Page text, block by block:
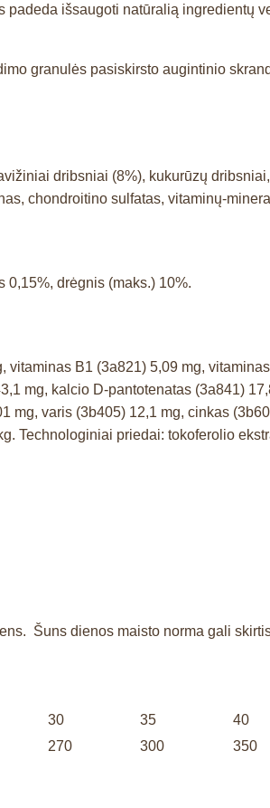
išsaugoti natūralią ingredientų
granulės pasiskirsto augintinio
dribsniai (8%), kukurūzų
chondroitino sulfatas, vitaminų-
drėgnis (maks.) 10%.
B1 (3a821) 5,09 mg,
mg, kalcio D-pantotenatas (3a841)
mg, varis (3b405) 12,1 mg, cinkas
Technologiniai priedai: tokoferolio
Šuns dienos maisto norma gali
30 35 40
270 300 350